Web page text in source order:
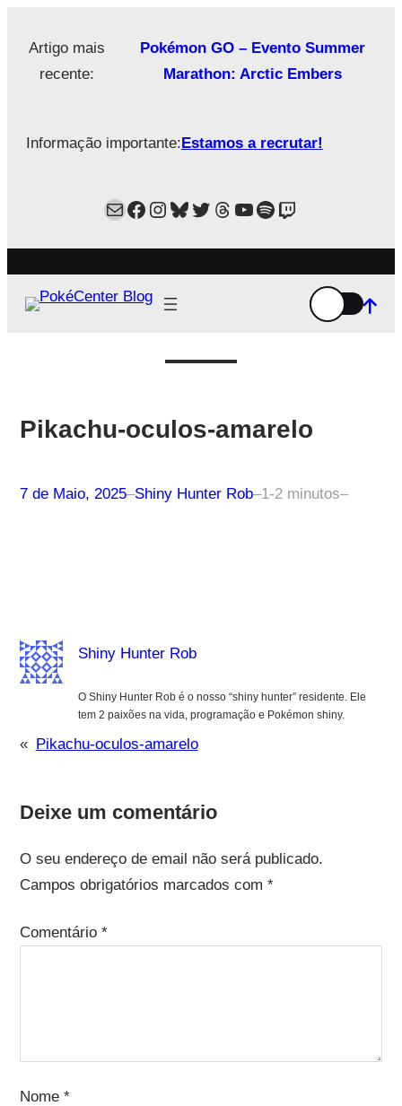
paraArtigo mais
recente:
Pokémon GO – Evento Summer
Marathon: Arctic Embers
Informação importante:Estamos a recrutar!
MailFacebook
Instagram
Bluesky
Twitter
Estamos no Threads!
YouTube
Spotify
Twitch
Pikachu-oculos-amarelo
7 de Maio, 2025–Shiny Hunter Rob–1-2 minutos–
Shiny Hunter Rob
O Shiny Hunter Rob é o nosso “shiny hunter” residente. Ele
tem 2 paixões na vida, programação e Pokémon shiny.
« Pikachu-oculos-amarelo
Deixe um comentário
O seu endereço de email não será publicado.
Campos obrigatórios marcados com *
Comentário *
Nome *